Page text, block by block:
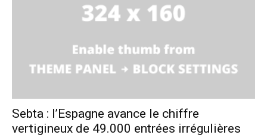
Sebta : l’Espagne avance le chiffre
vertigineux de 49.000 entrées irrégulières